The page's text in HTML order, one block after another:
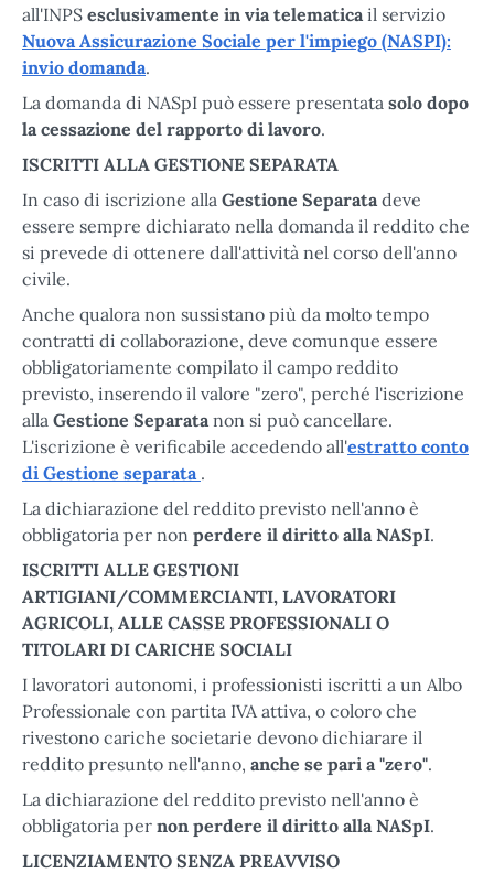
all'INPS esclusivamente in via telematica il servizio
Nuova Assicurazione Sociale per l'impiego (NASPI):
invio domanda.
La domanda di NASpI può essere presentata solo dopo
la cessazione del rapporto di lavoro.
ISCRITTI ALLA GESTIONE SEPARATA
In caso di iscrizione alla Gestione Separata deve
essere sempre dichiarato nella domanda il reddito che
si prevede di ottenere dall'attività nel corso dell'anno
civile.
Anche qualora non sussistano più da molto tempo
contratti di collaborazione, deve comunque essere
obbligatoriamente compilato il campo reddito
previsto, inserendo il valore "zero", perché l'iscrizione
alla Gestione Separata non si può cancellare.
L'iscrizione è verificabile accedendo all'estratto conto
di Gestione separata .
La dichiarazione del reddito previsto nell'anno è
obbligatoria per non perdere il diritto alla NASpI.
ISCRITTI ALLE GESTIONI
ARTIGIANI/COMMERCIANTI, LAVORATORI
AGRICOLI, ALLE CASSE PROFESSIONALI O
TITOLARI DI CARICHE SOCIALI
I lavoratori autonomi, i professionisti iscritti a un Albo
Professionale con partita IVA attiva, o coloro che
rivestono cariche societarie devono dichiarare il
reddito presunto nell'anno, anche se pari a "zero".
La dichiarazione del reddito previsto nell'anno è
obbligatoria per non perdere il diritto alla NASpI.
LICENZIAMENTO SENZA PREAVVISO